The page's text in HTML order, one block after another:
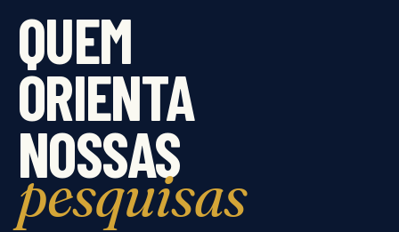
QUEM
ORIENTA
NOSSAS
pesquisas